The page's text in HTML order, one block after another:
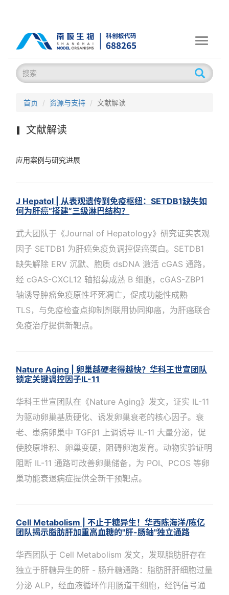
Toggle
首页 资源与支持 文献解读
文献解读
应用案例与研究进展
J Hepatol | 从表观遗传到免疫枢纽：SETDB1缺失如
何为肝癌“搭建”三级淋巴结构？
武大团队于《Journal of Hepatology》研究证实表观
因子 SETDB1 为肝癌免疫负调控促癌蛋白。SETDB1
缺失解除 ERV 沉默、胞质 dsDNA 激活 cGAS 通路，
经 cGAS-CXCL12 轴招募成熟 B 细胞，cGAS-ZBP1
轴诱导肿瘤免疫原性坏死凋亡，促成功能性成熟
TLS，与免疫检查点抑制剂联用协同抑癌，为肝癌联合
免疫治疗提供新靶点。
Nature Aging | 卵巢越硬老得越快？华科王世宣团队
锁定关键调控因子IL-11
华科王世宣团队在《Nature Aging》发文，证实 IL-11
为驱动卵巢基质硬化、诱发卵巢衰老的核心因子。衰
老、患病卵巢中 TGFβ1 上调诱导 IL-11 大量分泌，促
使胶原堆积、卵巢变硬，阻碍卵泡发育。动物实验证明
阻断 IL-11 通路可改善卵巢储备，为 POI、PCOS 等卵
巢功能衰退病症提供全新干预靶点。
Cell Metabolism | 不止于糖异生！华西陈海洋/陈亿
团队揭示脂肪肝加重高血糖的"肝-肠轴"独立通路
华西团队于 Cell Metabolism 发文，发现脂肪肝存在
独立于肝糖异生的肝 - 肠升糖通路：脂肪肝肝细胞过量
分泌 ALP，经血液循环作用肠道干细胞，经钙信号通